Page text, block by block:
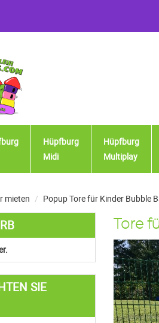
Hüpfburg
Midi
Hüpfburg
Multiplay
mieten Popup Tore für Kinder Bubble
SIE
Tore